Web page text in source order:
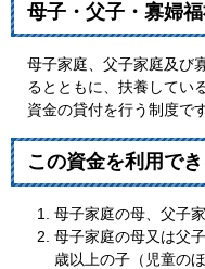
母子・父子・寡婦
母子家庭、父子家庭及び
るとともに、扶養してい
資金の貸付を行う制度です
この資金を利用で
母子家庭の母、父子
母子家庭の母又は父
歳以上の子（児童の